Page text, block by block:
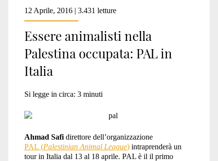
12 Aprile, 2016 | 3.431 letture
Essere animalisti nella
Palestina occupata: PAL in
Italia
Si legge in circa: 3 minuti
Ahmad Safidirettore dell’organizzazione
PAL (Palestinian Animal League)intraprenderà un
tour in Italia dal 13 al 18 aprile. PAL è il il primo